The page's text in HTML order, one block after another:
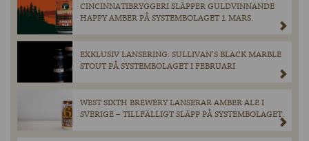
CINCINNATIBRYGGERI SLÄPPER GULDVINNANDE
HAPPY AMBER PÅ SYSTEMBOLAGET 1 MARS.
EXKLUSIV LANSERING: SULLIVAN’S BLACK MARBLE
STOUT PÅ SYSTEMBOLAGET I FEBRUARI
WEST SIXTH BREWERY LANSERAR AMBER ALE I
SVERIGE – TILLFÄLLIGT SLÄPP PÅ SYSTEMBOLAGET.